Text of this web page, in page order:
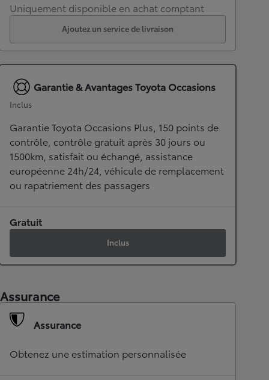
Uniquement disponible en achat comptant
Ajoutez un service de livraison
Garantie & Avantages Toyota Occasions
Inclus
Garantie Toyota Occasions Plus, 150 points de
contrôle, contrôle gratuit après 30 jours ou
1500km, satisfait ou échangé, assistance
européenne 24h/24, véhicule de remplacement
ou rapatriement des passagers
Gratuit
Inclus
Assurance
Assurance
Obtenez une estimation personnalisée